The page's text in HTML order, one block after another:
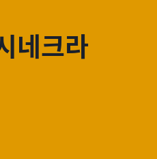
크라